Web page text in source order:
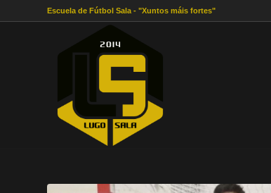
Escuela de Fútbol Sala - "Xuntos máis fortes"